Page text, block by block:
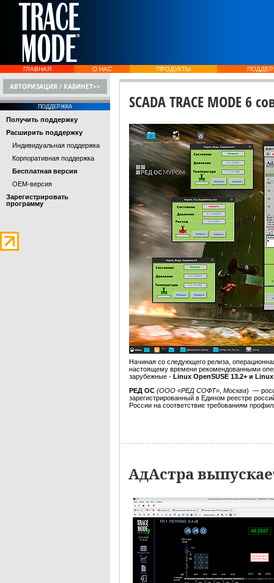
ГЛАВНАЯ О НАС ПРОДУКТЫ
АВТОРИЗАЦИЯ / КАБИНЕТ>>
ПОДДЕРЖКА
Получить поддержку
Расширить поддержку
Индивидуальная поддержка
Корпоративная поддержка
Бесплатная версия
OEM-версия
Зарегистрировать
программу
SCADA TRACE MODE 6
Начиная со следующего релиза,
настоящему времени рекомендованными
зарубежные - Linux OpenSUSE 13.2+ и
РЕД ОС (ООО «РЕД СОФТ» Москва) —
зарегистрированный в Едином реестре
России на соответствие требованиям
АдАстра